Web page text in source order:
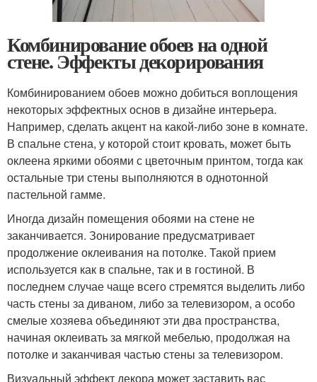
Комбинирование обоев на одной
стене. Эффекты декорирования
Комбинированием обоев можно добиться воплощения
некоторых эффектных основ в дизайне интерьера.
Например, сделать акцент на какой-либо зоне в комнате.
В спальне стена, у которой стоит кровать, может быть
оклеена яркими обоями с цветочным принтом, тогда как
остальные три стены выполняются в однотонной
пастельной гамме.
Иногда дизайн помещения обоями на стене не
заканчивается. Зонирование предусматривает
продолжение оклеивания на потолке. Такой прием
используется как в спальне, так и в гостиной. В
последнем случае чаще всего стремятся выделить либо
часть стены за диваном, либо за телевизором, а особо
смелые хозяева объединяют эти два пространства,
начиная оклеивать за мягкой мебелью, продолжая на
потолке и заканчивая частью стены за телевизором.
Визуальный эффект декора может заставить вас